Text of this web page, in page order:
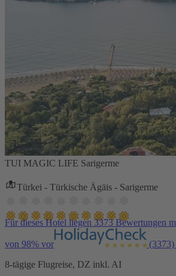
TUI MAGIC LIFE Sarigerme
Türkei - Türkische Ägäis - Sarigerme
Für dieses Hotel liegen 3373 Bewertungen
von 98% vor (3373)
8-tägige Flugreise, DZ inkl. AI